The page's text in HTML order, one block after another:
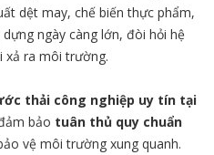
dệt may, chế biến thực phẩm,
ngày càng lớn, đòi hỏi hệ
xả ra môi trường.
thải công nghiệp uy tín tại
bảo tuân thủ quy chuẩn
vệ môi trường xung quanh.